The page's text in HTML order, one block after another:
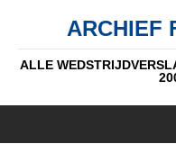
ARCHIEF
ALLE